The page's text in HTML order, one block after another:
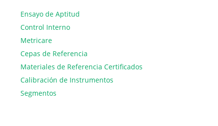
Ensayo de Aptitud
Control Interno
Metricare
Cepas de Referencia
Materiales de Referencia Certificados
Calibración de Instrumentos
Segmentos